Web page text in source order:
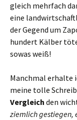
gleich mehrfach
eine
der Gegend um
hundert Kälber
sowas weiß!
Manchmal erhalte
meine tolle
Vergleich den
ziemlich gestiegen,